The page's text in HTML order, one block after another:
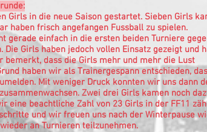
Girls in die neue Saison gestartet. Sieben Girls
haben frisch angefangen Fussball zu spielen.
gerade einfach in die ersten beiden Turniere
Die Girls haben jedoch vollen Einsatz gezeigt und
bemerkt, dass die Girls mehr und mehr die Lust
haben wir als Trainergespann entschieden, das
Mit weniger Druck konnten wir uns dann
Zwei drei Girls kamen noch
eine beachtliche Zahl von 23 Girls in der FF11
und wir freuen uns nach der Winterpause
an Turnieren teilzunehmen.